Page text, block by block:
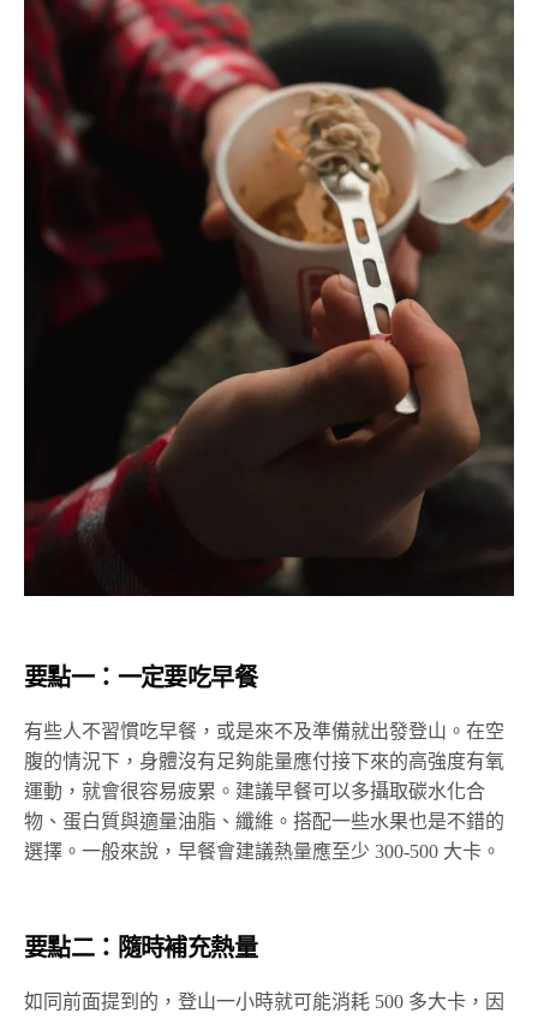
要點一：一定要吃早餐
有些人不習慣吃早餐，或是來不及準備就出發登山。在空
腹的情況下，身體沒有足夠能量應付接下來的高強度有氧
運動，就會很容易疲累。建議早餐可以多攝取碳水化合
物、蛋白質與適量油脂、纖維。搭配一些水果也是不錯的
選擇。一般來說，早餐會建議熱量應至少 300-500 大卡。
要點二：隨時補充熱量
如同前面提到的，登山一小時就可能消耗 500 多大卡，因